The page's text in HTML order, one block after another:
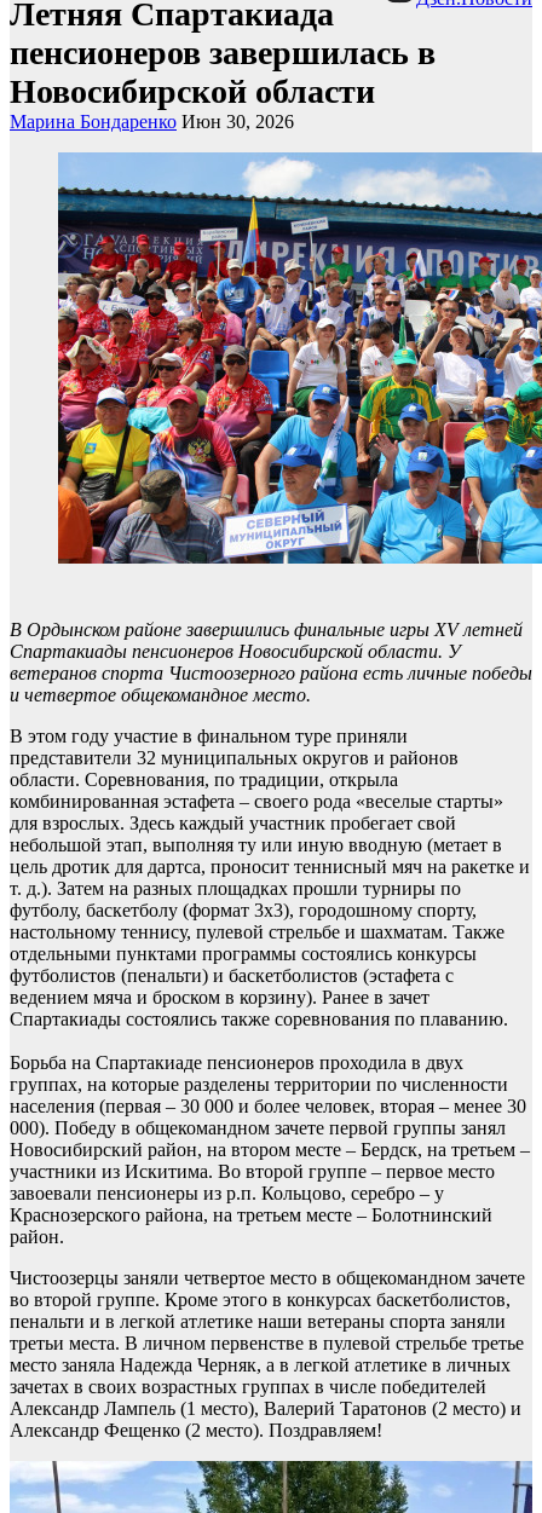
Летняя Спартакиада
пенсионеров завершилась в
Новосибирской области
Марина Бондаренко Июн 30, 2026
В Ордынском районе завершились финальные игры ХV летней
Спартакиады пенсионеров Новосибирской области. У
ветеранов спорта Чистоозерного района есть личные победы
и четвертое общекомандное место.
В этом году участие в финальном туре приняли
представители 32 муниципальных округов и районов
области. Соревнования, по традиции, открыла
комбинированная эстафета – своего рода «веселые старты»
для взрослых. Здесь каждый участник пробегает свой
небольшой этап, выполняя ту или иную вводную (метает в
цель дротик для дартса, проносит теннисный мяч на ракетке и
т. д.). Затем на разных площадках прошли турниры по
футболу, баскетболу (формат 3х3), городошному спорту,
настольному теннису, пулевой стрельбе и шахматам. Также
отдельными пунктами программы состоялись конкурсы
футболистов (пенальти) и баскетболистов (эстафета с
ведением мяча и броском в корзину). Ранее в зачет
Спартакиады состоялись также соревнования по плаванию.
Борьба на Спартакиаде пенсионеров проходила в двух
группах, на которые разделены территории по численности
населения (первая – 30 000 и более человек, вторая – менее 30
000). Победу в общекомандном зачете первой группы занял
Новосибирский район, на втором месте – Бердск, на третьем –
участники из Искитима. Во второй группе – первое место
завоевали пенсионеры из р.п. Кольцово, серебро – у
Краснозерского района, на третьем месте – Болотнинский
район.
Чистоозерцы заняли четвертое место в общекомандном зачете
во второй группе. Кроме этого в конкурсах баскетболистов,
пенальти и в легкой атлетике наши ветераны спорта заняли
третьи места. В личном первенстве в пулевой стрельбе третье
место заняла Надежда Черняк, а в легкой атлетике в личных
зачетах в своих возрастных группах в числе победителей
Александр Лампель (1 место), Валерий Таратонов (2 место) и
Александр Фещенко (2 место). Поздравляем!